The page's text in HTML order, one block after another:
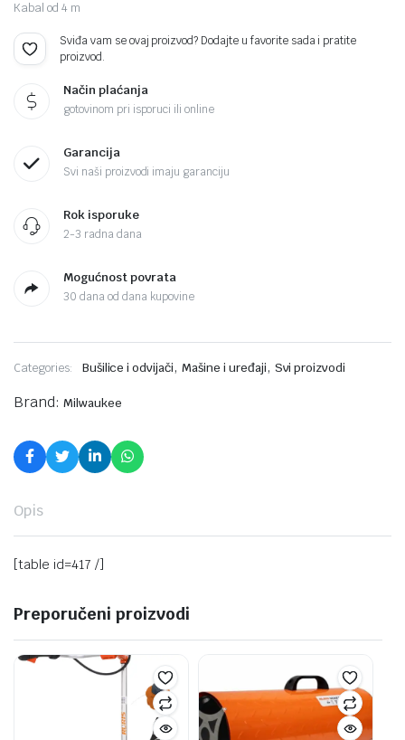
Kabal od 4 m
Sviđa vam se ovaj proizvod? Dodajte u favorite sada i pratite
proizvod.
Način plaćanja
gotovinom pri isporuci ili online
Garancija
Svi naši proizvodi imaju garanciju
Rok isporuke
2-3 radna dana
Mogućnost povrata
30 dana od dana kupovine
Categories: Bušilice i odvijači,Mašine i uređaji, Svi proizvodi
Brand: Milwaukee
Opis
[table id=417 /]
Preporučeni proizvodi